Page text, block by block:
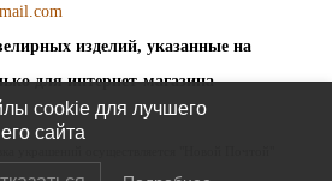
изделий, указанные на
для интернет-магазина
cookie для лучшего
сайта